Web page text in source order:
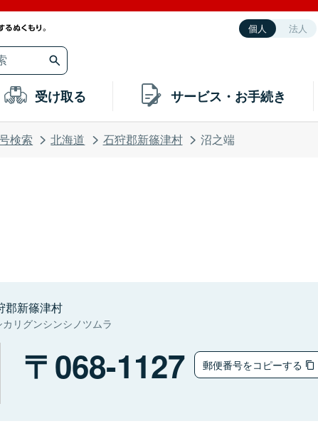
個人 法人
受け取る サービス・お手続き
検索 北海道 石狩郡新篠津村 沼之端
郡新篠津村
カリグンシンシノツムラ
068-1127 郵便番号をコピーする